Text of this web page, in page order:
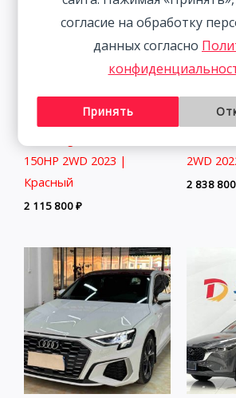
150HP 2WD 2023 |
Красный
2 115 800₽
2WD
2 838 800
согласие на обработку
данных согласно
Принять